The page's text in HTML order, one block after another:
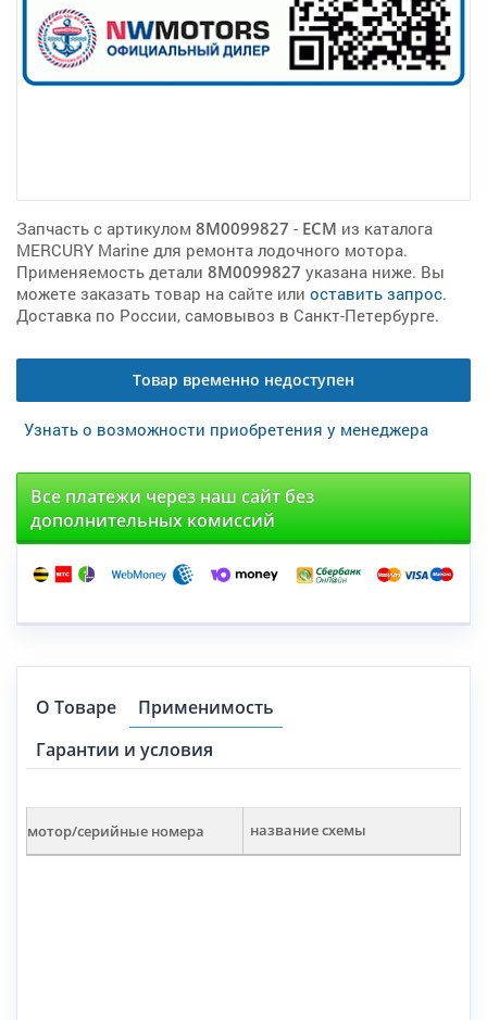
Запчасть с артикулом 8M0099827 - ECM из каталога
MERCURY Marine для ремонта лодочного мотора.
Применяемость детали 8M0099827 указана ниже. Вы
можете заказать товар на сайте или оставить запрос.
Доставка по России, самовывоз в Санкт-Петербурге.
Товар временно недоступен
Узнать о возможности приобретения у менеджера
Все платежи через наш сайт без
дополнительных комиссий
О Товаре
Применимость
Гарантии и условия
мотор/серийные номера название схемы